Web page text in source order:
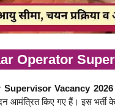
Operator
Vacancy 2026
आमंत्रित किए गए हैं। इस भर्ती के